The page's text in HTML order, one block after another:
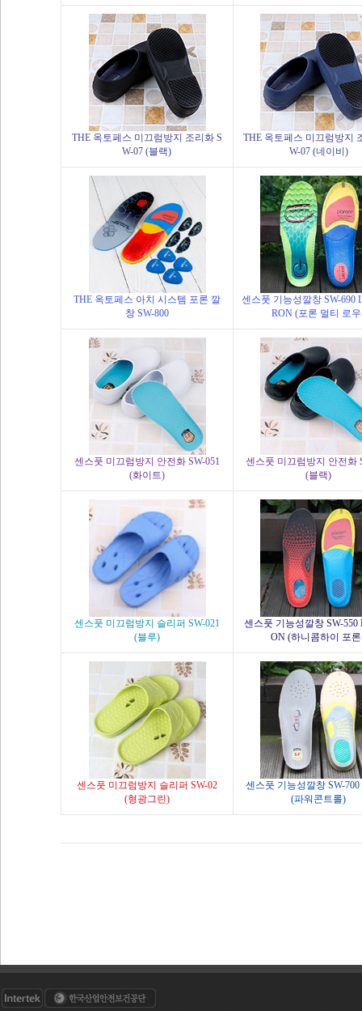
THE 옥토페스 미끄럼방지 조리화 S
W-07 (블랙)
THE 옥토페스 미끄럼방지
W-07 (네이비)
THE 옥토페스 아치 시스템 포론 깔
창 SW-800
센스풋 기능성깔창 SW-690
RON (포론 멀티 로
센스풋 미끄럼방지 안전화 SW-051
(화이트)
센스풋 미끄럼방지 안전화
(블랙)
센스풋 미끄럼방지 슬리퍼 SW-021
(블루)
센스풋 기능성깔창 SW-550
ON (하니콤하이 포
센스풋 미끄럼방지 슬리퍼 SW-02
(형광그린)
센스풋 기능성깔창 SW-
(파워콘트롤)